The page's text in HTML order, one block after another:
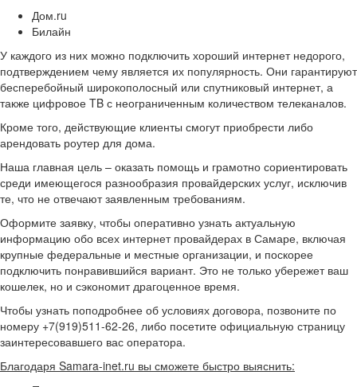
Дом.ru
Билайн
У каждого из них можно подключить хороший интернет недорого,
подтверждением чему является их популярность. Они гарантируют
бесперебойный широкополосный или спутниковый интернет, а
также цифровое TB с неограниченным количеством телеканалов.
Кроме того, действующие клиенты смогут приобрести либо
арендовать роутер для дома.
Наша главная цель – оказать помощь и грамотно сориентировать
среди имеющегося разнообразия провайдерских услуг, исключив
те, что не отвечают заявленным требованиям.
Оформите заявку, чтобы оперативно узнать актуальную
информацию обо всех интернет провайдерах в Самаре, включая
крупные федеральные и местные организации, и поскорее
подключить понравившийся вариант. Это не только убережет ваш
кошелек, но и сэкономит драгоценное время.
Чтобы узнать поподробнее об условиях договора, позвоните по
номеру +7(919)511-62-26, либо посетите официальную страницу
заинтересовавшего вас оператора.
Благодаря Samara-inet.ru вы сможете быстро выяснить: